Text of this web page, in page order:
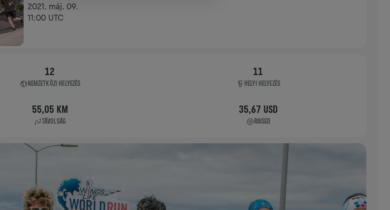
2021. máj. 09.
11:00 UTC
12
NEMZETKÖZI HELYEZÉS
11
HELYI HELYEZÉS
55,05 KM
TÁVOLSÁG
35,67 USD
RAISED